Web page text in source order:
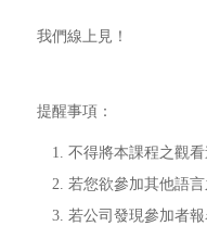
我們線上見！
提醒事項：
不得將本課程之觀看
若您欲參加其他語言
若公司發現參加者